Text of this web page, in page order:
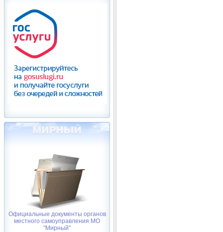
Официальные документы органов
местного самоуправления МО
"Мирный"